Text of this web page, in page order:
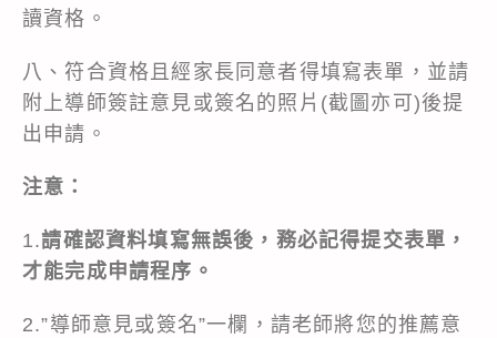
讀資格。
八、符合資格且經家長同意者得填寫表單，並請
附上導師簽註意見或簽名的照片(截圖亦可)後提
出申請。
注意：
1.請確認資料填寫無誤後，務必記得提交表單，
才能完成申請程序。
2.”導師意見或簽名”一欄，請老師將您的推薦意